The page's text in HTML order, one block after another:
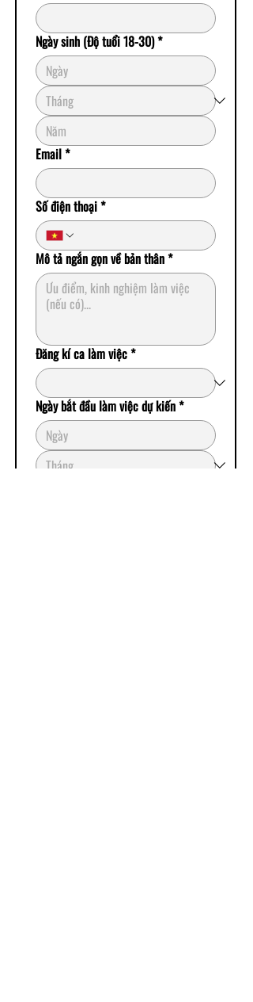
Ngày sinh (Độ tuổi 18-30)*
Email*
Số điện thoại*
Mô tả ngắn gọn về bản thân*
Đăng kí ca làm việc*
Ngày bắt đầu làm việc dự kiến*